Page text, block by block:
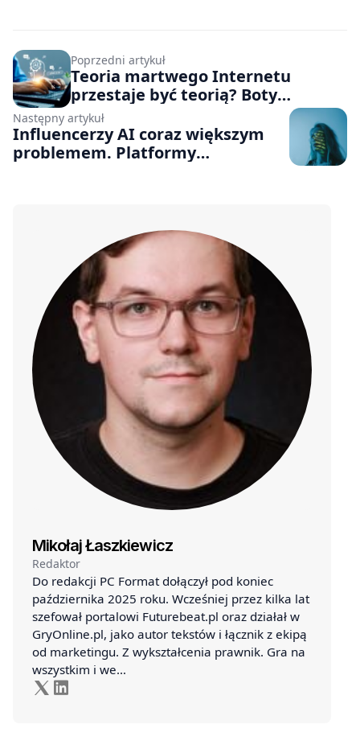
Poprzedni artykuł
Teoria martwego Internetu
przestaje być teorią? Boty
generują większy ruch w sieci niż
ludzie
Następny artykuł
Influencerzy AI coraz większym
problemem. Platformy
Mikołaj Łaszkiewicz
Redaktor
Do redakcji PC Format dołączył pod koniec
października 2025 roku. Wcześniej przez kilka lat
szefował portalowi Futurebeat.pl oraz działał w
GryOnline.pl, jako autor tekstów i łącznik z ekipą
od marketingu. Z wykształcenia prawnik. Gra na
wszystkim i we…